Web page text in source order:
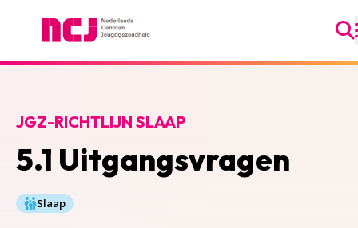
5.1 Uitgangsvragen
JGZ-RICHTLIJN SLAAP
Slaap